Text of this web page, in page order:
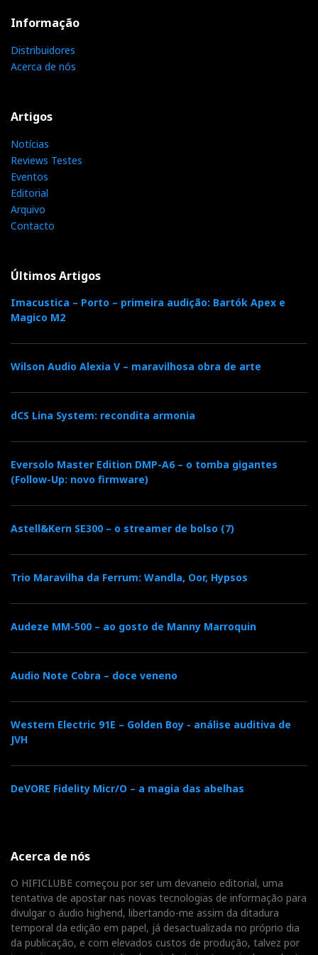
Dan D'Agostino Pendulum
Dan D'Agostino Pendulum
Dan D’Agostino Pendulum: o
desafio dos sentidos
mai 08, 2025
D’Agostino Master Audio Systems propõe um
modelo que, embora posicionado como de
“entrada” de gama, representa um verdadeiro
manifesto de “democratização” audiófila.
Mais...
High End Streaming Amplifier
Devialet Astra – Odisseia
sonora rumo às estrelas
mar 05, 2025
porJosé Victor Henriques
Astras há muitos — até a Opel tem o seu. Mas a
Informação
Distribuidores
Acerca de nós
Artigos
Notícias
Reviews Testes
Eventos
Editorial
Arquivo
Contacto
Últimos Artigos
Imacustica – Porto – primeira audição: Bartók Apex e
Magico M2
Wilson Audio Alexia V – maravilhosa obra de arte
dCS Lina System: recondita armonia
Eversolo Master Edition DMP-A6 – o tomba gigantes
(Follow-Up: novo firmware)
Astell&Kern SE300 – o streamer de bolso (7)
Trio Maravilha da Ferrum: Wandla, Oor, Hypsos
Audeze MM-500 – ao gosto de Manny Marroquin
Audio Note Cobra – doce veneno
Western Electric 91E – Golden Boy - análise auditiva de
JVH
DeVORE Fidelity Micr/O – a magia das abelhas
Acerca de nós
O HIFICLUBE começou por ser um devaneio editorial, uma
tentativa de apostar nas novas tecnologias de informação para
divulgar o áudio highend, libertando-me assim da ditadura
temporal da edição em papel, já desactualizada no próprio dia
da publicação, e com elevados custos de produção, talvez por